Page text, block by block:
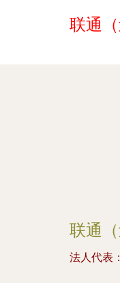
联通
联通
法人代表：